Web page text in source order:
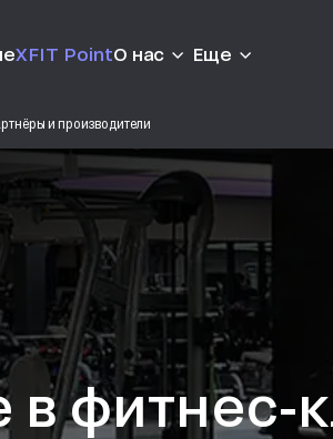
XFIT PointО нас Еще
и производители
фитнес-